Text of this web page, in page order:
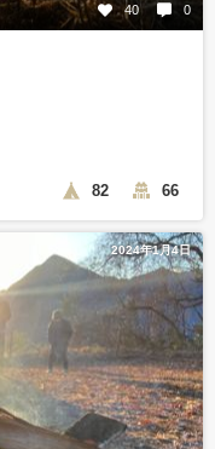
40 0
82 66
2024年1月4日